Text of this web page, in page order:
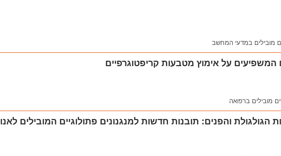
מובילים במדעי המחשב
המשפיעים על אימוץ מטבעות קריפטוגרפיים
מובילים ברפואה